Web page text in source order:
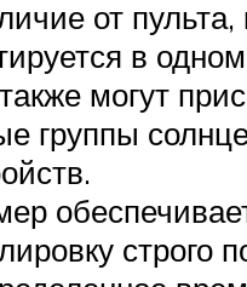
от пульта,
в
могут
группы
строго